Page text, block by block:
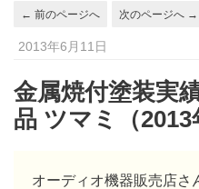
← 前のページへ 次のページへ →
2013年6月11日
金属焼付塗装実
品 ツマミ（2013
オーディオ機器販売店さ